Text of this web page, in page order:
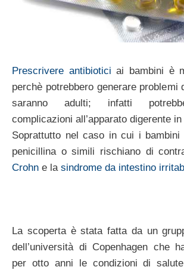
Prescrivere antibiotici ai bambini è
perchè potrebbero generare problemi
saranno adulti; infatti
complicazioni all’apparato digerente
Soprattutto nel caso in cui i bambini
penicillina o simili rischiano di
Crohn e la sindrome da intestino
La scoperta è stata fatta da un
dell’università di Copenhagen che
per otto anni le condizioni di